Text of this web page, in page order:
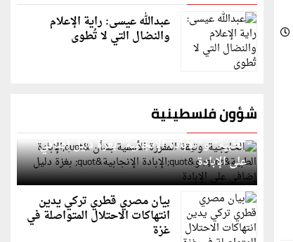
عبدالله عيسى: راية الإعلام
والنضال التي لا تُطوى
شؤون فلسطينية
الخارجية: وثيقة المقررة الأممية بشأن "الإبادة
الطبية" و"الإبادة الإنجابية" بغزة دليل إضافي
على الإبادة
بيان مصري قطري تركي يدين
انتهاكات الاحتلال المتواصلة في
غزة